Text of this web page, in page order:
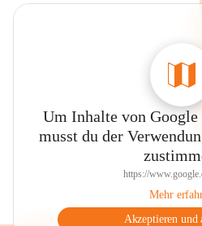
Um Inhalte von Google
musst du der
https://
Mehr
Akzeptieren und